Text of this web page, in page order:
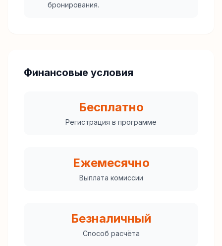
бронирования.
Финансовые условия
Бесплатно
Регистрация в программе
Ежемесячно
Выплата комиссии
Безналичный
Способ расчёта